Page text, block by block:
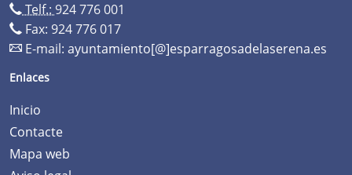
Telf.: 924 776 001
Fax: 924 776 017
E-mail: ayuntamiento[@]esparragosadelaserena.es
Enlaces
Inicio
Contacte
Mapa web